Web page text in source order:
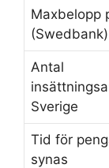
Maxbelopp
(Swedbank)
Antal
Sverige
Tid för
synas